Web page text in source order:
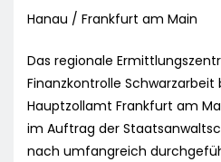
Hanau / Frankfurt am Main
Das regionale
Finanzkontrolle Schwarzarbeit
Hauptzollamt Frankfurt am
im Auftrag der
nach umfangreich